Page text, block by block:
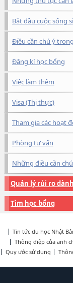
Bắt đầu cuộc sống
Điều cần chú ý
Đăng kí học bổng
Việc làm thêm
Visa (Thị thực)
Tham gia các hoạt
Phòng tư vấn
Những điều cần
Quản lý rủi ro
Tìm học bổng
Tin tức du học Nhật
Thông điệp của anh
Quy ước sử dụng